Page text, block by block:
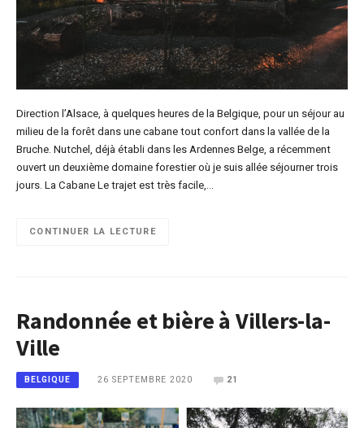
Direction l’Alsace, à quelques heures de la Belgique, pour un séjour au
milieu de la forêt dans une cabane tout confort dans la vallée de la
Bruche. Nutchel, déjà établi dans les Ardennes Belge, a récemment
ouvert un deuxième domaine forestier où je suis allée séjourner trois
jours. La Cabane Le trajet est très facile,…
CONTINUER LA LECTURE
Randonnée et bière à Villers-la-
Ville
BELGIQUE 26 SEPTEMBRE 2020 21